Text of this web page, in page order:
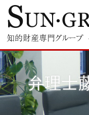
弁理士